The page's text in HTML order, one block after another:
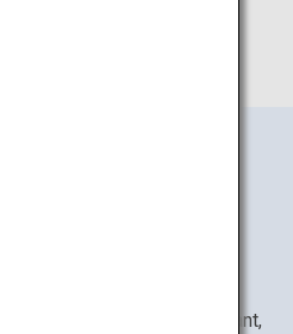
ist bei einem
wunderbaren Restaurant,